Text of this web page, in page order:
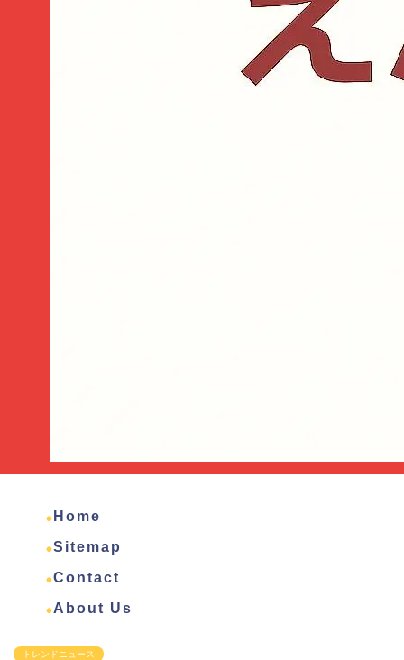
Home
Sitemap
Contact
About Us
トレンドニュース